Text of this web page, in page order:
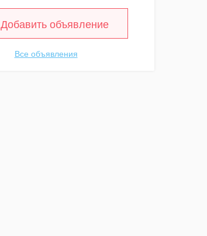
Добавить объявление
Все объявления